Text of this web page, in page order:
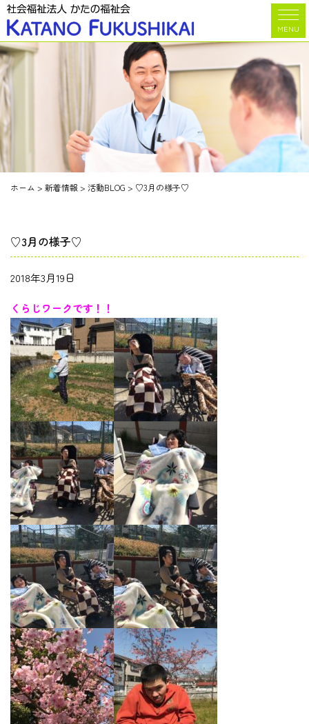
MENU
ホーム > 新着情報 > 活動BLOG > ♡3月の様子♡
♡3月の様子♡
2018年3月19日
くらじワークです！！